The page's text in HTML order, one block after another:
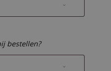
bestellen?